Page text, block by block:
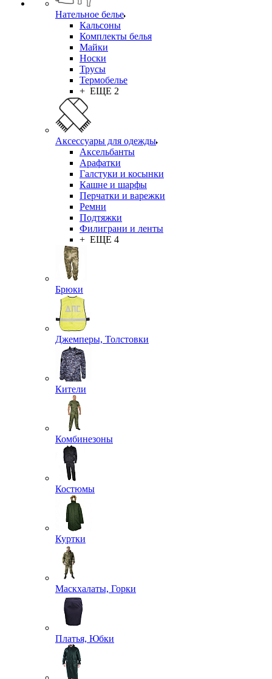
Нательное белье
Кальсоны
Комплекты белья
Майки
Носки
Трусы
Термобелье
+ ЕЩЕ 2
Аксессуары для одежды
Аксельбанты
Арафатки
Галстуки и косынки
Кашне и шарфы
Перчатки и варежки
Ремни
Подтяжки
Филиграни и ленты
+ ЕЩЕ 4
Брюки
Джемперы, Толстовки
Кители
Комбинезоны
Костюмы
Куртки
Маскхалаты, Горки
Платья, Юбки